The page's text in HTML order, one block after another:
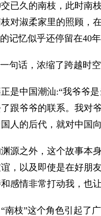
已久的南枝，此时南
对淑柔家里的照顾，
记忆似乎还停留在40
句话，浓缩了跨越时
是中国潮汕:“我爷爷
跟爷爷的联系。我对
人的后代，就对中国
源之外，这个故事本
，以及即使是在好朋
感情非常打动我，也
南枝”这个角色引起了